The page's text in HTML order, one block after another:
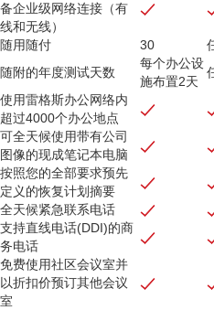
备企业级网络连接（有
线和无线）
随用随付
30
随附的年度测试天数
每个办公设
施布置2天
使用雷格斯办公网络内
超过4000个办公地点
可全天候使用带有公司
图像的现成笔记本电脑
按照您的全部要求预先
定义的恢复计划摘要
全天候紧急联系电话
支持直线电话(DDI)的商
务电话
免费使用社区会议室并
以折扣价预订其他会议
室